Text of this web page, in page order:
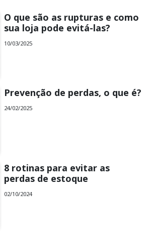
O que são as rupturas e como
sua loja pode evitá-las?
10/03/2025
Prevenção de perdas, o que é?
24/02/2025
8 rotinas para evitar as
perdas de estoque
02/10/2024